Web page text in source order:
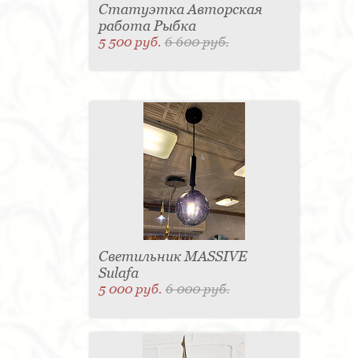
Статуэтка Авторская
работа Рыбка
5 500 руб.6 600 руб.
Светильник MASSIVE
Sulafa
5 000 руб.6 000 руб.